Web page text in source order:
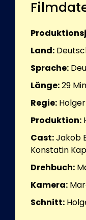
Land:
Sprache:
Länge:29
Regie:
Produktion:
Cast:Jakob
Konstatin
Drehbuch:
Kamera:
Schnitt: